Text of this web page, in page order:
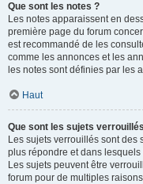
Que sont les notes ?
Les notes apparaissent en
première page du forum
est recommandé de les
comme les annonces et les
les notes sont définies par les
Haut
Que sont les sujets
Les sujets verrouillés sont
plus répondre et dans
Les sujets peuvent être
forum pour de multiples